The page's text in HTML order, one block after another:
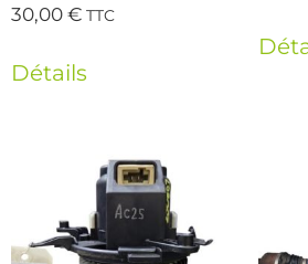
30,00€ TTC
Détails